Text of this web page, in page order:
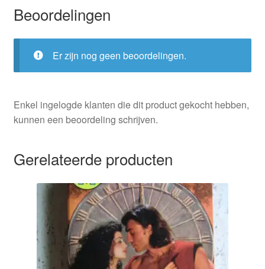
Beoordelingen
Er zijn nog geen beoordelingen.
Enkel ingelogde klanten die dit product gekocht hebben,
kunnen een beoordeling schrijven.
Gerelateerde producten